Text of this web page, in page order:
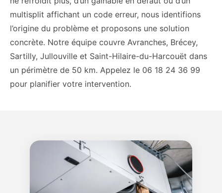
multisplit affichant un code erreur, nous identifions
l’origine du problème et proposons une solution
concrète. Notre équipe couvre Avranches, Brécey,
Sartilly, Jullouville et Saint-Hilaire-du-Harcouët dans
un périmètre de 50 km. Appelez le 06 18 24 36 99
pour planifier votre intervention.